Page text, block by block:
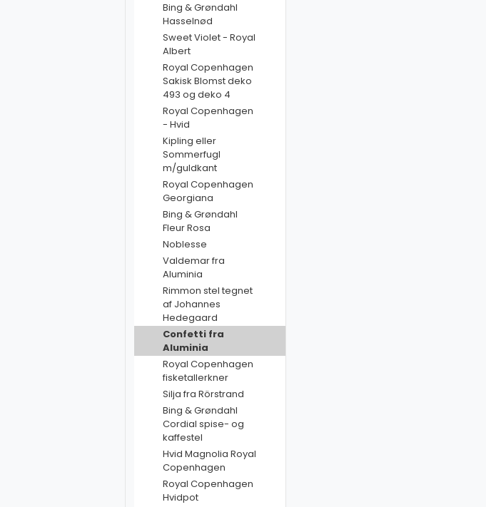
Bing & Grøndahl
Hasselnød
Sweet Violet - Royal
Albert
Royal Copenhagen
Sakisk Blomst deko
493 og deko 4
Royal Copenhagen
- Hvid
Kipling eller
Sommerfugl
m/guldkant
Royal Copenhagen
Georgiana
Bing & Grøndahl
Fleur Rosa
Noblesse
Valdemar fra
Aluminia
Rimmon stel tegnet
af Johannes
Hedegaard
Confetti fra
Aluminia
Royal Copenhagen
fisketallerkner
Silja fra Rörstrand
Bing & Grøndahl
Cordial spise- og
kaffestel
Hvid Magnolia Royal
Copenhagen
Royal Copenhagen
Hvidpot